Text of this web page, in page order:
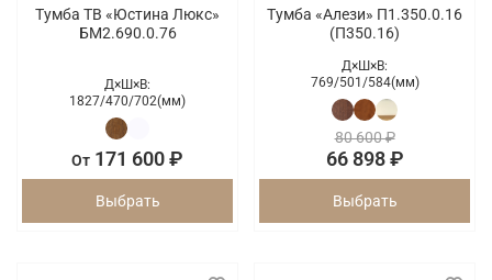
Тумба ТВ «Юстина Люкс»
БМ2.690.0.76
Д×Ш×В:
1827/470/702(мм)
От 171 600 ₽
Выбрать
Тумба «Алези» П1.350.0.16
(П350.16)
Д×Ш×В:
769/501/584(мм)
80 600 ₽
66 898 ₽
Выбрать